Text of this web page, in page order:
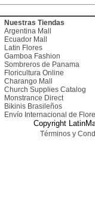
Nuestras Tiendas
Argentina Mall
Ecuador Mall
Latin Flores
Gamboa Fashion
Sombreros de Panama
Floricultura Online
Charango Mall
Church Supplies Catalog
Monstrance Direct
Bikinis Brasileños
Envío Internacional de
Copyright
Términos y